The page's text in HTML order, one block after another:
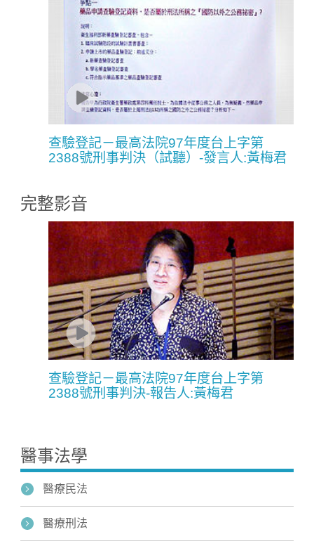
查驗登記－最高法院97年度台上字第
2388號刑事判決（試聽）-發言人:黃梅君
完整影音
查驗登記－最高法院97年度台上字第
2388號刑事判決-報告人:黃梅君
醫事法學
醫療民法
醫療刑法